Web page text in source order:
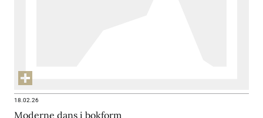
18.02.26
Moderne dans i bokform